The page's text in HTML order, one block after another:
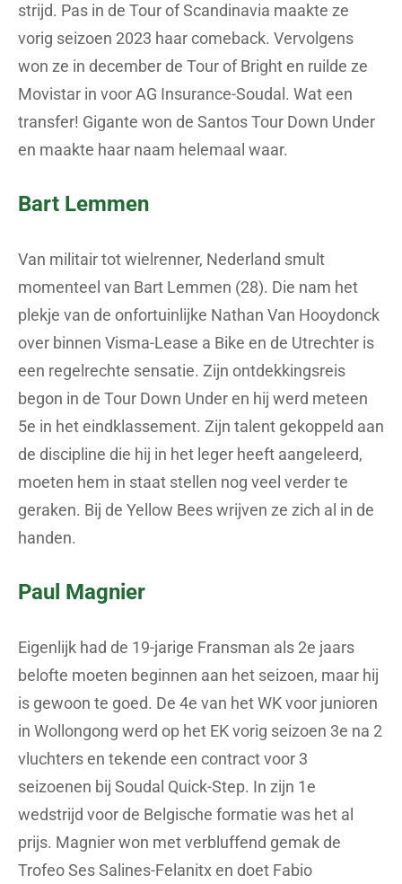
strijd. Pas in de Tour of Scandinavia maakte ze
vorig seizoen 2023 haar comeback. Vervolgens
won ze in december de Tour of Bright en ruilde ze
Movistar in voor AG Insurance-Soudal. Wat een
transfer! Gigante won de Santos Tour Down Under
en maakte haar naam helemaal waar.
Bart Lemmen
Van militair tot wielrenner, Nederland smult
momenteel van Bart Lemmen (28). Die nam het
plekje van de onfortuinlijke Nathan Van Hooydonck
over binnen Visma-Lease a Bike en de Utrechter is
een regelrechte sensatie. Zijn ontdekkingsreis
begon in de Tour Down Under en hij werd meteen
5e in het eindklassement. Zijn talent gekoppeld aan
de discipline die hij in het leger heeft aangeleerd,
moeten hem in staat stellen nog veel verder te
geraken. Bij de Yellow Bees wrijven ze zich al in de
handen.
Paul Magnier
Eigenlijk had de 19-jarige Fransman als 2e jaars
belofte moeten beginnen aan het seizoen, maar hij
is gewoon te goed. De 4e van het WK voor junioren
in Wollongong werd op het EK vorig seizoen 3e na 2
vluchters en tekende een contract voor 3
seizoenen bij Soudal Quick-Step. In zijn 1e
wedstrijd voor de Belgische formatie was het al
prijs. Magnier won met verbluffend gemak de
Trofeo Ses Salines-Felanitx en doet Fabio